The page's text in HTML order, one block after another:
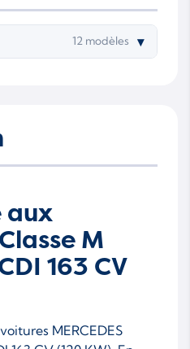
12 modèles ▾
aux
M
163 CV
MERCEDES